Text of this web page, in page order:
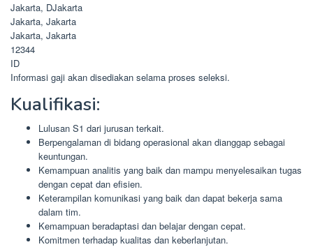
Jakarta, DJakarta
Jakarta, Jakarta
Jakarta, Jakarta
12344
ID
Informasi gaji akan disediakan selama proses seleksi.
Kualifikasi:
Lulusan S1 dari jurusan terkait.
Berpengalaman di bidang operasional akan dianggap sebagai
keuntungan.
Kemampuan analitis yang baik dan mampu menyelesaikan tugas
dengan cepat dan efisien.
Keterampilan komunikasi yang baik dan dapat bekerja sama
dalam tim.
Kemampuan beradaptasi dan belajar dengan cepat.
Komitmen terhadap kualitas dan keberlanjutan.